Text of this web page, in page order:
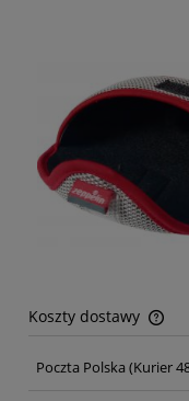
Koszty dostawy
Cena nie zawiera
Poczta Polska (Kurier